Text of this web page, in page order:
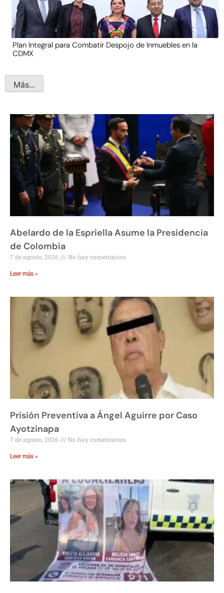
Plan Integral para Combatir Despojo de Inmuebles en la
CDMX
Más...
Abelardo de la Espriella Asume la Presidencia
de Colombia
7 de agosto, 2026 No hay comentarios
Leer más »
Prisión Preventiva a Ángel Aguirre por Caso
Ayotzinapa
7 de agosto, 2026 No hay comentarios
Leer más »